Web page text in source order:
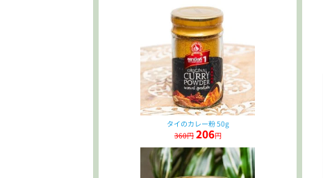
タイのカレー粉 50g
360円206円